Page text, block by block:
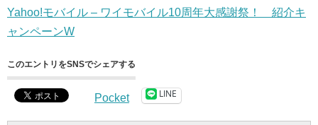
Yahoo!モバイル – ワイモバイル10周年大感謝祭！ 紹介キ
ャンペーンW
このエントリをSNSでシェアする
Pocket LINE